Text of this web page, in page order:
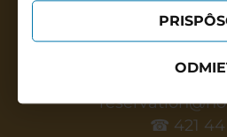
Hotel
☎ 421 44
Hotel
☎ 421 44